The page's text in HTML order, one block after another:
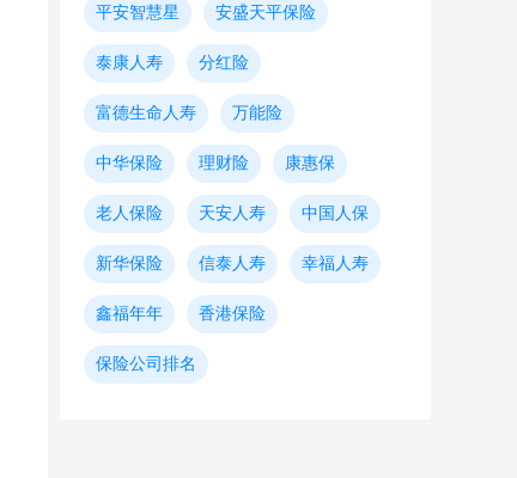
平安智慧星 安盛天平保险
泰康人寿 分红险
富德生命人寿 万能险
中华保险 理财险 康惠保
老人保险 天安人寿 中国人保
新华保险 信泰人寿 幸福人寿
鑫福年年 香港保险
保险公司排名